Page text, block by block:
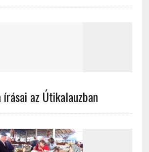
írásai az Útikalauzban